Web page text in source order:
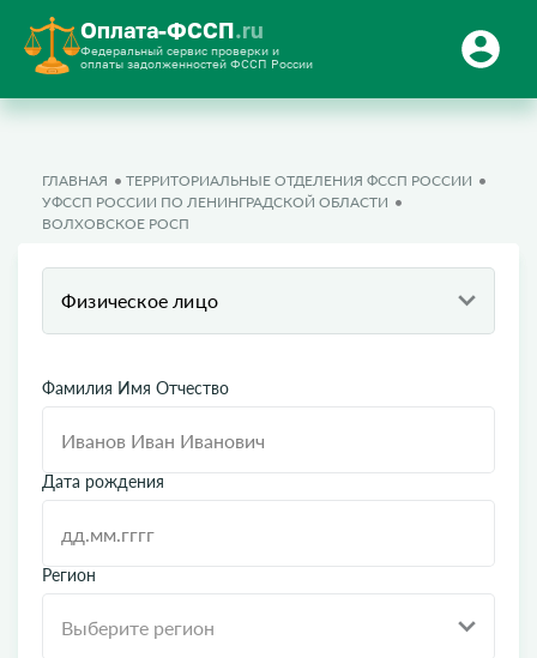
Оплата-ФССП.ru
Федеральный сервис проверки и
оплаты задолженностей ФССП России
ГЛАВНАЯ
ТЕРРИТОРИАЛЬНЫЕ ОТДЕЛЕНИЯ ФССП РОССИИ
УФССП РОССИИ ПО ЛЕНИНГРАДСКОЙ ОБЛАСТИ
ВОЛХОВСКОЕ РОСП
Физическое лицо
Фамилия Имя Отчество
Дата рождения
Регион